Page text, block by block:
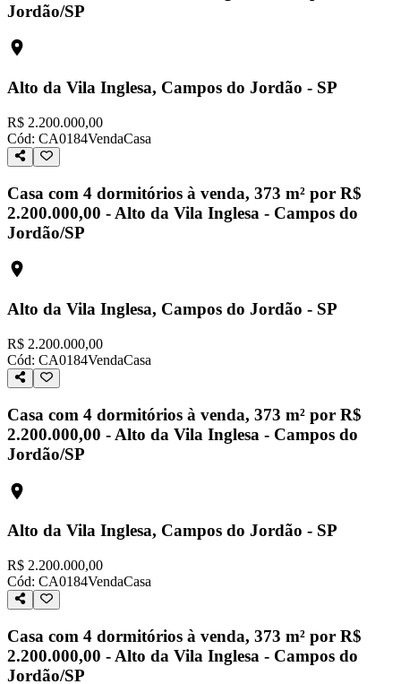
Jordão/SP
Alto da Vila Inglesa, Campos do Jordão - SP
R$ 2.200.000,00
Cód: CA0184VendaCasa
Casa com 4 dormitórios à venda, 373 m² por R$
2.200.000,00 - Alto da Vila Inglesa - Campos do
Jordão/SP
Alto da Vila Inglesa, Campos do Jordão - SP
R$ 2.200.000,00
Cód: CA0184VendaCasa
Casa com 4 dormitórios à venda, 373 m² por R$
2.200.000,00 - Alto da Vila Inglesa - Campos do
Jordão/SP
Alto da Vila Inglesa, Campos do Jordão - SP
R$ 2.200.000,00
Cód: CA0184VendaCasa
Casa com 4 dormitórios à venda, 373 m² por R$
2.200.000,00 - Alto da Vila Inglesa - Campos do
Jordão/SP